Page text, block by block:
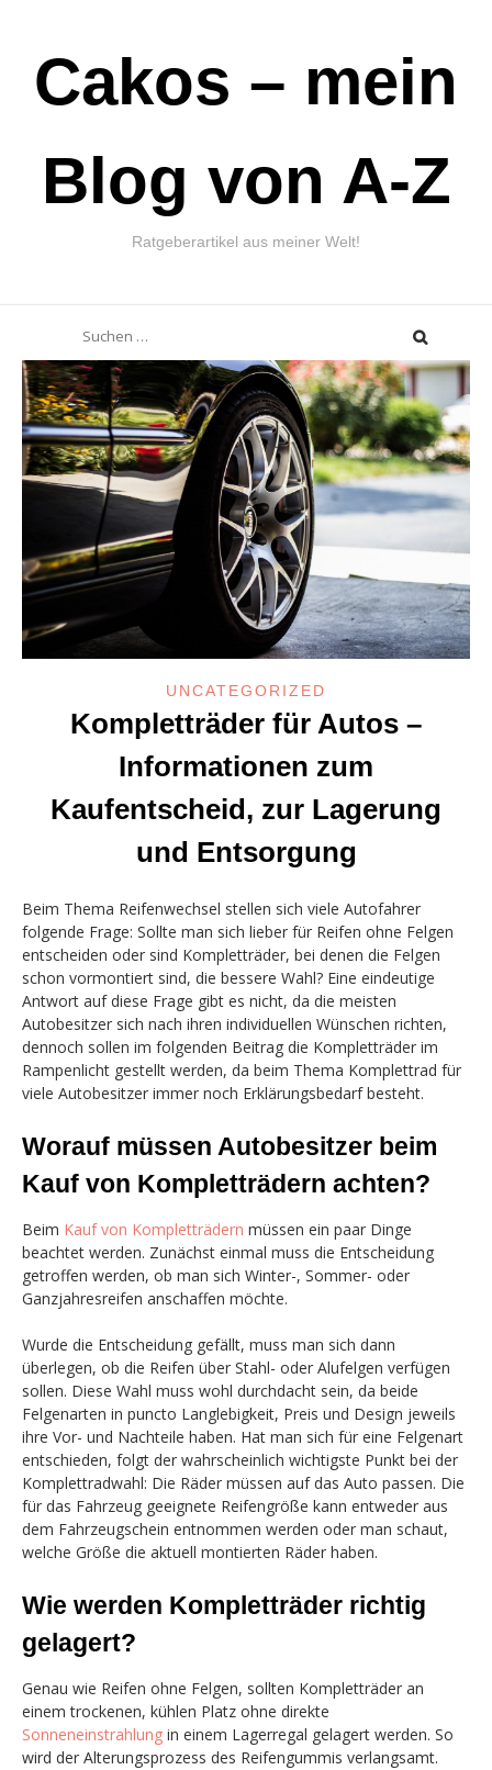
contentCakos – mein
Blog von A-Z
Ratgeberartikel aus meiner Welt!
nach:
UNCATEGORIZED
Kompletträder für Autos –
Informationen zum
Kaufentscheid, zur Lagerung
und Entsorgung
Beim Thema Reifenwechsel stellen sich viele Autofahrer
folgende Frage: Sollte man sich lieber für Reifen ohne Felgen
entscheiden oder sind Kompletträder, bei denen die Felgen
schon vormontiert sind, die bessere Wahl? Eine eindeutige
Antwort auf diese Frage gibt es nicht, da die meisten
Autobesitzer sich nach ihren individuellen Wünschen richten,
dennoch sollen im folgenden Beitrag die Kompletträder im
Rampenlicht gestellt werden, da beim Thema Komplettrad für
viele Autobesitzer immer noch Erklärungsbedarf besteht.
Worauf müssen Autobesitzer beim
Kauf von Kompletträdern achten?
Beim Kauf von Kompletträdern müssen ein paar Dinge
beachtet werden. Zunächst einmal muss die Entscheidung
getroffen werden, ob man sich Winter-, Sommer- oder
Ganzjahresreifen anschaffen möchte.
Wurde die Entscheidung gefällt, muss man sich dann
überlegen, ob die Reifen über Stahl- oder Alufelgen verfügen
sollen. Diese Wahl muss wohl durchdacht sein, da beide
Felgenarten in puncto Langlebigkeit, Preis und Design jeweils
ihre Vor- und Nachteile haben. Hat man sich für eine Felgenart
entschieden, folgt der wahrscheinlich wichtigste Punkt bei der
Komplettradwahl: Die Räder müssen auf das Auto passen. Die
für das Fahrzeug geeignete Reifengröße kann entweder aus
dem Fahrzeugschein entnommen werden oder man schaut,
welche Größe die aktuell montierten Räder haben.
Wie werden Kompletträder richtig
gelagert?
Genau wie Reifen ohne Felgen, sollten Kompletträder an
einem trockenen, kühlen Platz ohne direkte
Sonneneinstrahlung in einem Lagerregal gelagert werden. So
wird der Alterungsprozess des Reifengummis verlangsamt.